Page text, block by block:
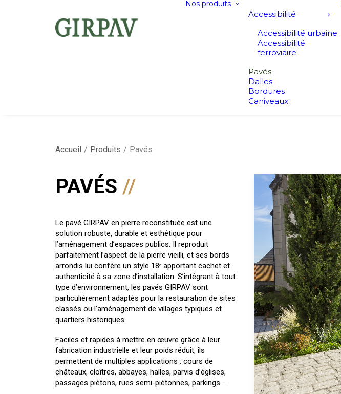
Nos produits
Accessibilité
Accessibilité urbaine
Accessibilité
ferroviaire
Pavés
Dalles
Bordures
Caniveaux
Accueil Produits Pavés
PAVÉS
Le pavé GIRPAV en pierre reconstituée est une
solution robuste, durable et esthétique pour
l’aménagement d’espaces publics. Il reproduit
parfaitement l’aspect de la pierre vieilli, et ses bords
arrondis lui confère un style 18ᵉ apportant cachet et
authenticité à sa zone d’installation. S’intégrant à tout
type d’environnement, les pavés GIRPAV sont
particulièrement adaptés pour la restauration de sites
classés ou l’aménagement de villages typiques et
quartiers historiques.
Faciles et rapides à mettre en œuvre grâce à leur
fabrication industrielle et leur poids réduit, ils
permettent de multiples applications : cours de
châteaux, cloîtres, abbayes, halles, parvis d’églises,
passages piétons, rues semi-piétonnes, parkings …